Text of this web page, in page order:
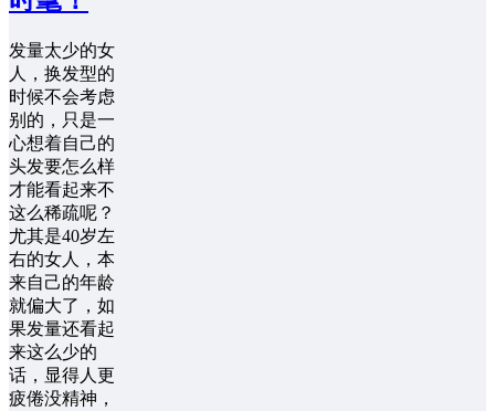
发量太少的女
人，换发型的
时候不会考虑
别的，只是一
心想着自己的
头发要怎么样
才能看起来不
这么稀疏呢？
尤其是40岁左
右的女人，本
来自己的年龄
就偏大了，如
果发量还看起
来这么少的
话，显得人更
疲倦没精神，